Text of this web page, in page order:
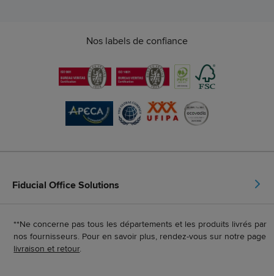
Nos labels de confiance
Fiducial Office Solutions
**Ne concerne pas tous les départements et les produits livrés par
nos fournisseurs. Pour en savoir plus, rendez-vous sur notre page
livraison et retour.